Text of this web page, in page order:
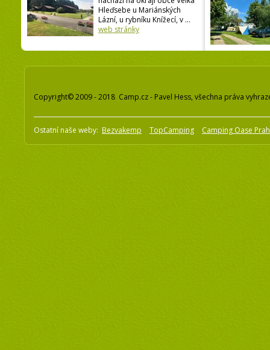
Hleďsebe u Mariánských
Lázní, u rybníku Knížecí, v ...
web stránky
Copyright© 2009 - 2018 Camp.cz - Pavel Hess, všechna práva
Ostatní naše weby: Bezvakemp TopCamping Camping Oase